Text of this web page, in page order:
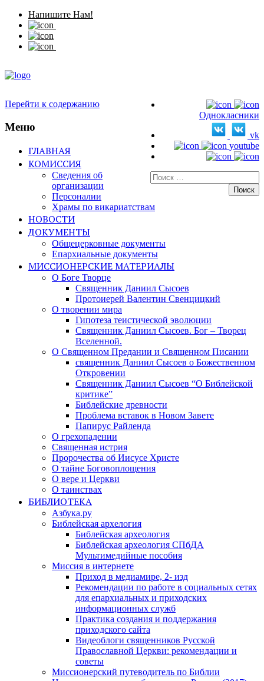
Напишите Нам!
Однокласники
vk
youtube
Искать:
Перейти к содержанию
Меню
ГЛАВНАЯ
КОМИССИЯ
Сведения об
организации
Персоналии
Храмы по викариатствам
НОВОСТИ
ДОКУМЕНТЫ
Общецерковные документы
Епархиальные документы
МИССИОНЕРСКИЕ МАТЕРИАЛЫ
О Боге Творце
Священник Даниил Сысоев
Протоиерей Валентин Свенцицкий
О творении мира
Гипотеза теистической эволюции
Священник Даниил Сысоев. Бог – Творец
Вселенной.
О Священном Предании и Священном Писании
священник Даниил Сысоев о Божественном
Откровении
Священник Даниил Сысоев “О Библейской
критике”
Библейские древности
Проблема вставок в Новом Завете
Папирус Райленда
О грехопадении
Священная истрия
Пророчества об Иисусе Христе
О тайне Боговоплощения
О вере и Церкви
О таинствах
БИБЛИОТЕКА
Азбука.ру
Библейская архелогия
Библейская археология
Библейская археология СПбДА
Мультимедийные пособия
Миссия в интернете
Приход в медиамире, 2- изд
Рекомендации по работе в социальных сетях
для епархиальных и приходских
информационных служб
Практика создания и поддержания
приходского сайта
Видеоблоги священников Русской
Православной Церкви: рекомендации и
советы
Миссионерский путеводитель по Библии